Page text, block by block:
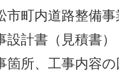
市町内道路整備
設計書（見積書）
箇所、工事内容